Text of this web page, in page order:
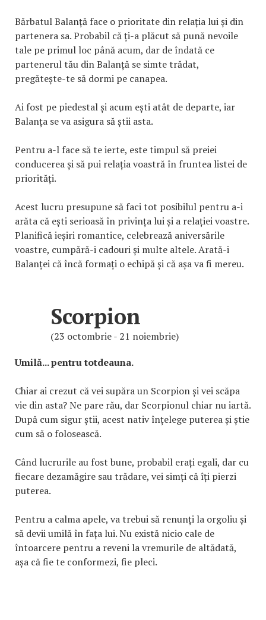
Bărbatul Balanță face o prioritate din relația lui și din
partenera sa. Probabil că ți-a plăcut să pună nevoile
tale pe primul loc până acum, dar de îndată ce
partenerul tău din Balanță se simte trădat,
pregătește-te să dormi pe canapea.
Ai fost pe piedestal și acum ești atât de departe, iar
Balanța se va asigura să știi asta.
Pentru a-l face să te ierte, este timpul să preiei
conducerea și să pui relația voastră în fruntea listei de
priorități.
Acest lucru presupune să faci tot posibilul pentru a-i
arăta că ești serioasă în privința lui și a relației voastre.
Planifică ieșiri romantice, celebrează aniversările
voastre, cumpără-i cadouri și multe altele. Arată-i
Balanței că încă formați o echipă și că așa va fi mereu.
Scorpion
(23 octombrie - 21 noiembrie)
Umilă... pentru totdeauna.
Chiar ai crezut că vei supăra un Scorpion și vei scăpa
vie din asta? Ne pare rău, dar Scorpionul chiar nu iartă.
După cum sigur știi, acest nativ înțelege puterea și știe
cum să o folosească.
Când lucrurile au fost bune, probabil erați egali, dar cu
fiecare dezamăgire sau trădare, vei simți că îți pierzi
puterea.
Pentru a calma apele, va trebui să renunți la orgoliu și
să devii umilă în fața lui. Nu există nicio cale de
întoarcere pentru a reveni la vremurile de altădată,
așa că fie te conformezi, fie pleci.